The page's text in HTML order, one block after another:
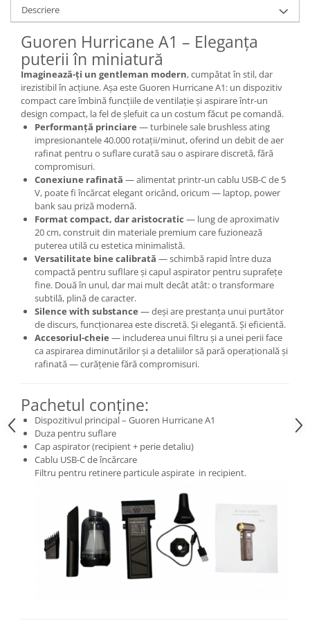
Descriere
Guoren Hurricane A1 – Eleganța
puterii în miniatură
Imaginează-ți un gentleman modern, cumpătat în stil, dar
irezistibil în acțiune. Așa este Guoren Hurricane A1: un dispozitiv
compact care îmbină funcțiile de ventilație și aspirare într-un
design compact, la fel de șlefuit ca un costum făcut pe comandă.
Performanță princiare — turbinele sale brushless ating
impresionantele 40.000 rotații/minut, oferind un debit de aer
rafinat pentru o suflare curată sau o aspirare discretă, fără
compromisuri.
Conexiune rafinată — alimentat printr-un cablu USB-C de 5
V, poate fi încărcat elegant oricând, oricum — laptop, power
bank sau priză modernă.
Format compact, dar aristocratic — lung de aproximativ
20 cm, construit din materiale premium care fuzionează
puterea utilă cu estetica minimalistă.
Versatilitate bine calibrată — schimbă rapid între duza
compactă pentru sufllare și capul aspirator pentru suprafețe
fine. Două în unul, dar mai mult decât atât: o transformare
subtilă, plină de caracter.
Silence with substance — deși are prestanța unui purtător
de discurs, funcționarea este discretă. Și elegantă. Și eficientă.
Accesoriul-cheie — includerea unui filtru și a unei perii face
ca aspirarea diminutărilor și a detaliilor să pară operațională și
rafinată — curățenie fără compromisuri.
Pachetul conține:
Dispozitivul principal – Guoren Hurricane A1
Duza pentru suflare
Cap aspirator (recipient + perie detaliu)
Cablu USB-C de încărcare
Filtru pentru retinere particule aspirate in recipient.